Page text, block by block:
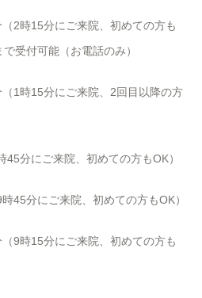
2時15分にご来院、初めての方も
付可能（お電話のみ）
1時15分にご来院、2回目以降の方
分にご来院、初めての方もOK）
45分にご来院、初めての方もOK）
9時15分にご来院、初めての方も